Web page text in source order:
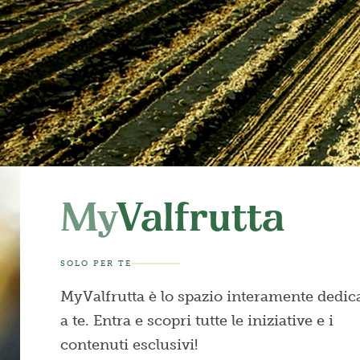
MyValfrutta
SOLO PER TE
MyValfrutta è lo spazio interamente
a te. Entra e scopri tutte le iniziative e i
contenuti esclusivi!